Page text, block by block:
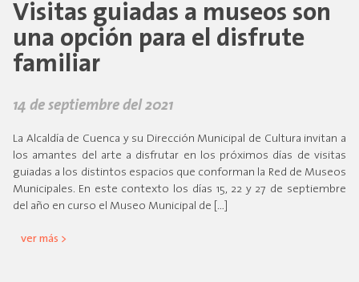
Visitas guiadas a museos son
una opción para el disfrute
familiar
14 de septiembre del 2021
La Alcaldía de Cuenca y su Dirección Municipal de Cultura invitan a
los amantes del arte a disfrutar en los próximos días de visitas
guiadas a los distintos espacios que conforman la Red de Museos
Municipales. En este contexto los días 15, 22 y 27 de septiembre
del año en curso el Museo Municipal de […]
ver más >